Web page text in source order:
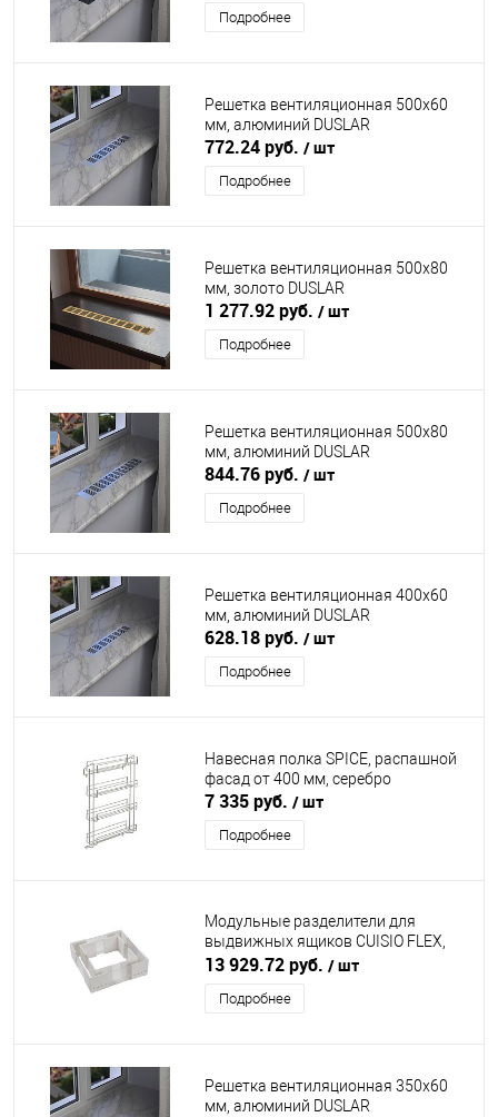
Подробнее
Решетка вентиляционная 500х60
мм, алюминий DUSLAR
772.24 руб. / шт
Подробнее
Решетка вентиляционная 500х80
мм, золото DUSLAR
1 277.92 руб. / шт
Подробнее
Решетка вентиляционная 500х80
мм, алюминий DUSLAR
844.76 руб. / шт
Подробнее
Решетка вентиляционная 400х60
мм, алюминий DUSLAR
628.18 руб. / шт
Подробнее
Навесная полка SPICE, распашной
фасад от 400 мм, серебро
7 335 руб. / шт
Подробнее
Модульные разделители для
выдвижных ящиков CUISIO FLEX,
белый NINKAPLAST (НИНКАПЛАСТ)
13 929.72 руб. / шт
Подробнее
Решетка вентиляционная 350х60
мм, алюминий DUSLAR